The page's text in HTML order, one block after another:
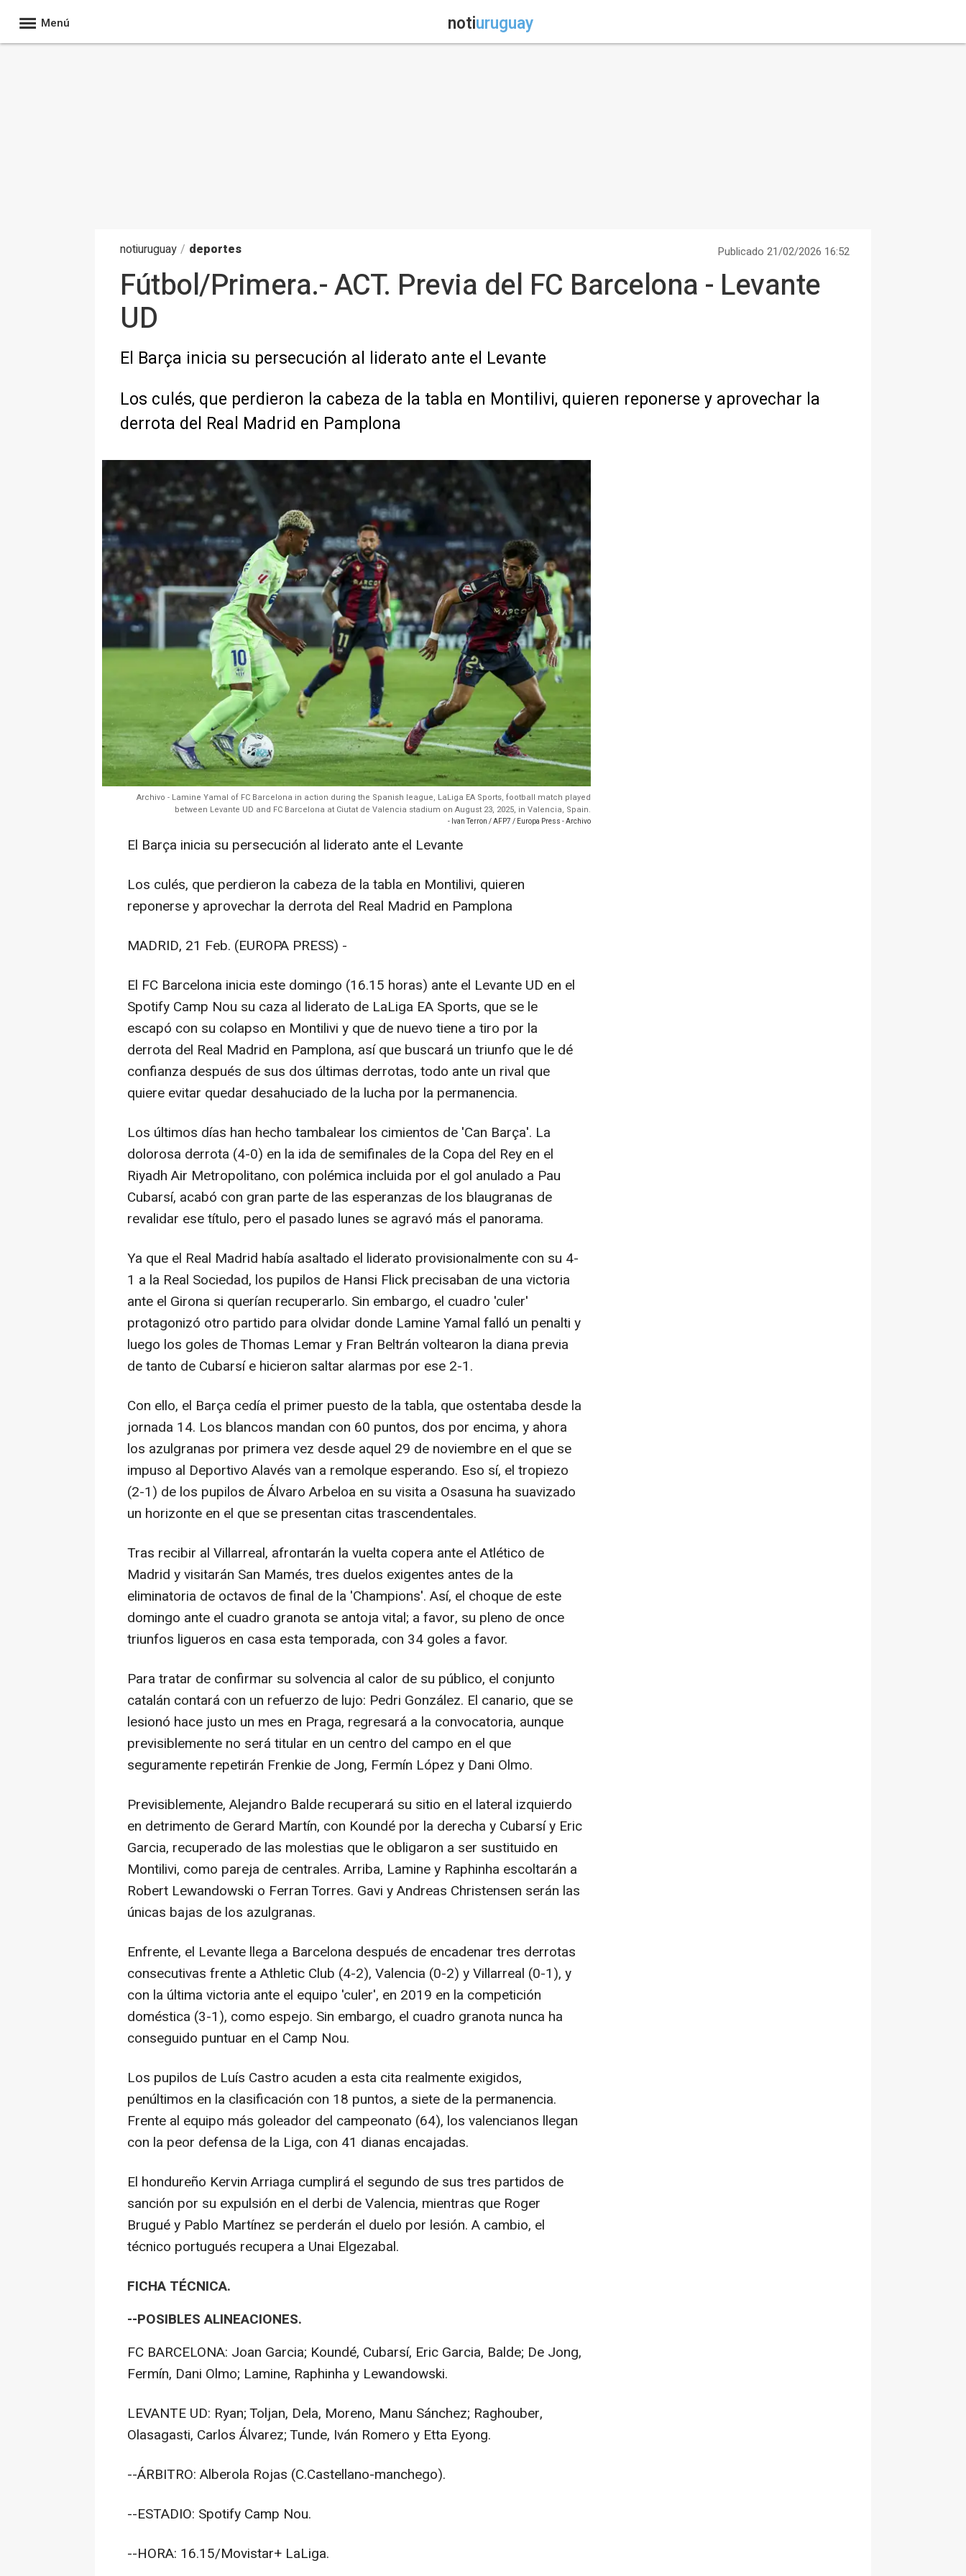
Menú notiuruguay
notiuruguay / deportes Publicado 21/02/2026 16:52
Fútbol/Primera.- ACT. Previa del FC Barcelona - Levante
UD
El Barça inicia su persecución al liderato ante el Levante
Los culés, que perdieron la cabeza de la tabla en Montilivi, quieren reponerse y aprovechar la
derrota del Real Madrid en Pamplona
Archivo - Lamine Yamal of FC Barcelona in action during the Spanish league, LaLiga EA Sports, football match played
between Levante UD and FC Barcelona at Ciutat de Valencia stadium on August 23, 2025, in Valencia, Spain.
- Ivan Terron / AFP7 / Europa Press - Archivo
El Barça inicia su persecución al liderato ante el Levante
Los culés, que perdieron la cabeza de la tabla en Montilivi, quieren
reponerse y aprovechar la derrota del Real Madrid en Pamplona
MADRID, 21 Feb. (EUROPA PRESS) -
El FC Barcelona inicia este domingo (16.15 horas) ante el Levante UD en el
Spotify Camp Nou su caza al liderato de LaLiga EA Sports, que se le
escapó con su colapso en Montilivi y que de nuevo tiene a tiro por la
derrota del Real Madrid en Pamplona, así que buscará un triunfo que le dé
confianza después de sus dos últimas derrotas, todo ante un rival que
quiere evitar quedar desahuciado de la lucha por la permanencia.
Los últimos días han hecho tambalear los cimientos de 'Can Barça'. La
dolorosa derrota (4-0) en la ida de semifinales de la Copa del Rey en el
Riyadh Air Metropolitano, con polémica incluida por el gol anulado a Pau
Cubarsí, acabó con gran parte de las esperanzas de los blaugranas de
revalidar ese título, pero el pasado lunes se agravó más el panorama.
Ya que el Real Madrid había asaltado el liderato provisionalmente con su 4-
1 a la Real Sociedad, los pupilos de Hansi Flick precisaban de una victoria
ante el Girona si querían recuperarlo. Sin embargo, el cuadro 'culer'
protagonizó otro partido para olvidar donde Lamine Yamal falló un penalti y
luego los goles de Thomas Lemar y Fran Beltrán voltearon la diana previa
de tanto de Cubarsí e hicieron saltar alarmas por ese 2-1.
Con ello, el Barça cedía el primer puesto de la tabla, que ostentaba desde la
jornada 14. Los blancos mandan con 60 puntos, dos por encima, y ahora
los azulgranas por primera vez desde aquel 29 de noviembre en el que se
impuso al Deportivo Alavés van a remolque esperando. Eso sí, el tropiezo
(2-1) de los pupilos de Álvaro Arbeloa en su visita a Osasuna ha suavizado
un horizonte en el que se presentan citas trascendentales.
Tras recibir al Villarreal, afrontarán la vuelta copera ante el Atlético de
Madrid y visitarán San Mamés, tres duelos exigentes antes de la
eliminatoria de octavos de final de la 'Champions'. Así, el choque de este
domingo ante el cuadro granota se antoja vital; a favor, su pleno de once
triunfos ligueros en casa esta temporada, con 34 goles a favor.
Para tratar de confirmar su solvencia al calor de su público, el conjunto
catalán contará con un refuerzo de lujo: Pedri González. El canario, que se
lesionó hace justo un mes en Praga, regresará a la convocatoria, aunque
previsiblemente no será titular en un centro del campo en el que
seguramente repetirán Frenkie de Jong, Fermín López y Dani Olmo.
Previsiblemente, Alejandro Balde recuperará su sitio en el lateral izquierdo
en detrimento de Gerard Martín, con Koundé por la derecha y Cubarsí y Eric
Garcia, recuperado de las molestias que le obligaron a ser sustituido en
Montilivi, como pareja de centrales. Arriba, Lamine y Raphinha escoltarán a
Robert Lewandowski o Ferran Torres. Gavi y Andreas Christensen serán las
únicas bajas de los azulgranas.
Enfrente, el Levante llega a Barcelona después de encadenar tres derrotas
consecutivas frente a Athletic Club (4-2), Valencia (0-2) y Villarreal (0-1), y
con la última victoria ante el equipo 'culer', en 2019 en la competición
doméstica (3-1), como espejo. Sin embargo, el cuadro granota nunca ha
conseguido puntuar en el Camp Nou.
Los pupilos de Luís Castro acuden a esta cita realmente exigidos,
penúltimos en la clasificación con 18 puntos, a siete de la permanencia.
Frente al equipo más goleador del campeonato (64), los valencianos llegan
con la peor defensa de la Liga, con 41 dianas encajadas.
El hondureño Kervin Arriaga cumplirá el segundo de sus tres partidos de
sanción por su expulsión en el derbi de Valencia, mientras que Roger
Brugué y Pablo Martínez se perderán el duelo por lesión. A cambio, el
técnico portugués recupera a Unai Elgezabal.
FICHA TÉCNICA.
--POSIBLES ALINEACIONES.
FC BARCELONA: Joan Garcia; Koundé, Cubarsí, Eric Garcia, Balde; De Jong,
Fermín, Dani Olmo; Lamine, Raphinha y Lewandowski.
LEVANTE UD: Ryan; Toljan, Dela, Moreno, Manu Sánchez; Raghouber,
Olasagasti, Carlos Álvarez; Tunde, Iván Romero y Etta Eyong.
--ÁRBITRO: Alberola Rojas (C.Castellano-manchego).
--ESTADIO: Spotify Camp Nou.
--HORA: 16.15/Movistar+ LaLiga.